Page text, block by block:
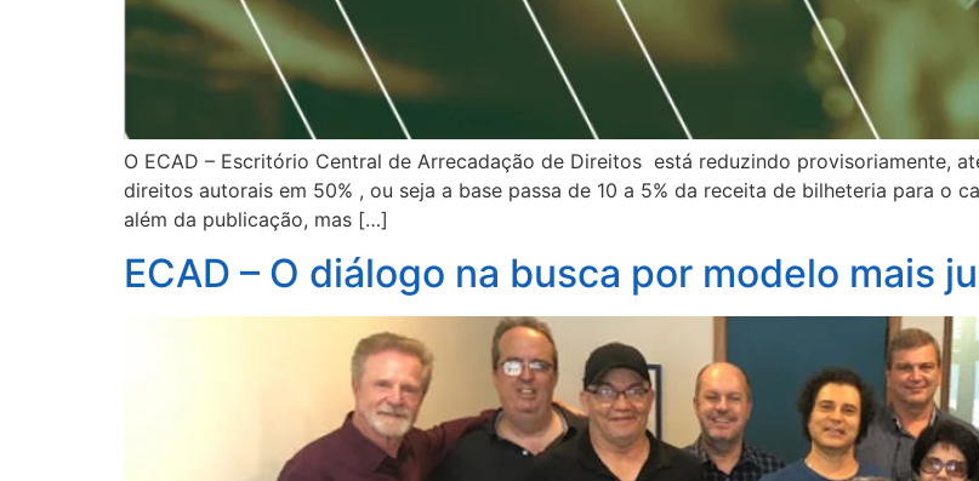
O ECAD – Escritório Central de Arrecadação de Direitos está reduzindo provisoriamente,
direitos autorais em 50% , ou seja a base passa de 10 a 5% da receita de bilheteria para o
além da publicação, mas […]
ECAD – O diálogo na busca por modelo mais